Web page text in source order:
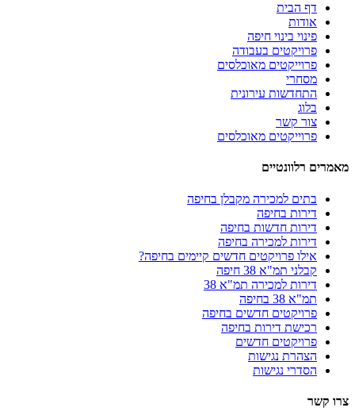
דף הבית
אודות
פינוי בינוי חיפה
פרויקטים בעבודה
פרוייקטים מאוכלסים
מסחרי
התחדשות עירונית
בלוג
צור קשר
פרוייקטים מאוכלסים
מאמרים רלוונטיים
בתים למכירה מקבלן בחיפה
דירות בחיפה
דירות חדשות בחיפה
דירות למכירה בחיפה
אילו פרויקטים חדשים קיימים בחיפה?
קבלני תמ"א 38 חיפה
דירות למכירה תמ"א 38
תמ"א 38 בחיפה
פרויקטים חדשים בחיפה
רכישת דירות בחיפה
פרויקטים חדשים
הצהרת נגישות
הסדרי נגישות
צרו קשר